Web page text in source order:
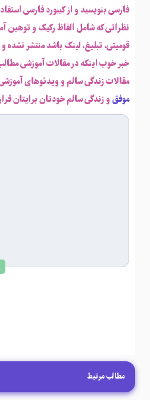
فارسی بنویسید و از کیبورد فارسی
نظراتی که شامل الفاظ رکیک و توهین
قومیتی، تبلیغ، لینک باشد منتشر
خبر خوب اینکه در مقالات آموزشی
مقالات زندگی سالم و ویدئوهای
موفق و زندگی سالم خودتان برایتان
مطالب مرتبط